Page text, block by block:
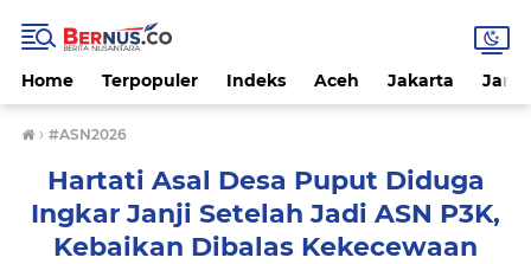
Home Terpopuler Indeks Aceh Jakarta
› #ASN2026
Hartati Asal Desa Puput Diduga
Ingkar Janji Setelah Jadi ASN P3K,
Kebaikan Dibalas Kekecewaan